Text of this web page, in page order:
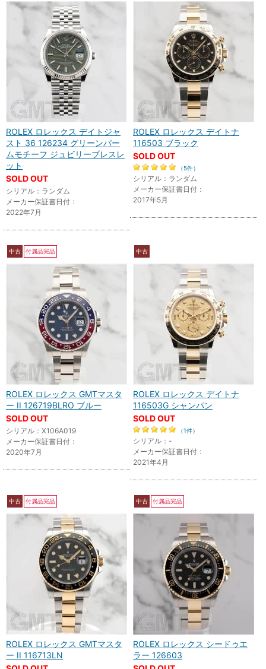
ROLEX ロレックス デイトジャ
スト 36 126234 グリーンパー
ムモチーフ ジュビリーブレスレ
ット
SOLD OUT
シリアル：ランダム
メーカー保証書日付：
2022年7月
ROLEX ロレックス デイトナ
116503 ブラック
SOLD OUT
（5件）
シリアル：ランダム
メーカー保証書日付：
2017年5月
中古 付属品完品
ROLEX ロレックス GMTマスタ
ー II 126719BLRO ブルー
SOLD OUT
シリアル：X106A019
メーカー保証書日付：
2020年7月
中古
ROLEX ロレックス デイトナ
116503G シャンパン
SOLD OUT
（1件）
シリアル：-
メーカー保証書日付：
2021年4月
中古 付属品完品
ROLEX ロレックス GMTマスタ
ー II 116713LN
中古 付属品完品
ROLEX ロレックス シードゥエ
ラー 126603